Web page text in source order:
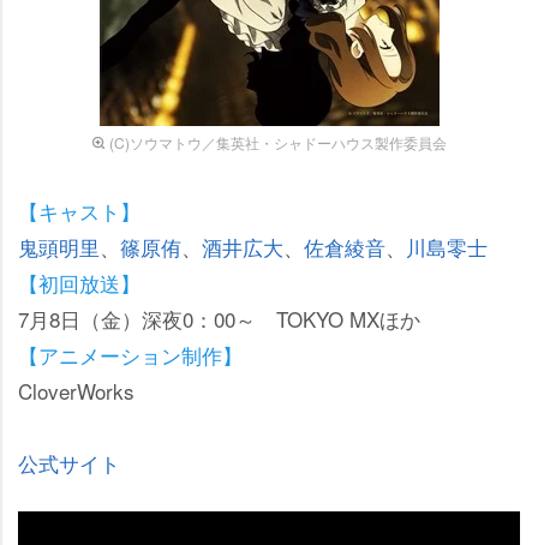
(C)ソウマトウ／集英社・シャドーハウス製作委員会
【キャスト】
鬼頭明里、 篠原侑、 酒井広大、 佐倉綾音、
川島零士
【初回放送】
7月8日（金）深夜0：00～ TOKYO MXほか
【アニメーション制作】
CloverWorks
公式サイト